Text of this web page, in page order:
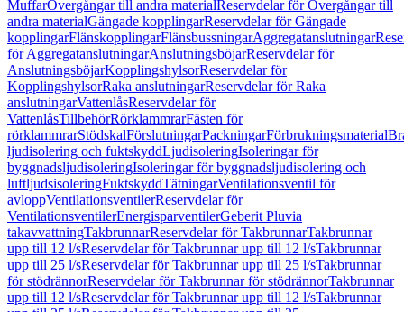
MuffarÖvergångar till andra materialReservdelar för Övergångar till
andra materialGängade kopplingarReservdelar för Gängade
kopplingarFlänskopplingarFlänsbussningarAggregatanslutningar
för AggregatanslutningarAnslutningsböjarReservdelar för
AnslutningsböjarKopplingshylsorReservdelar för
KopplingshylsorRaka anslutningarReservdelar för Raka
anslutningarVattenlåsReservdelar för
VattenlåsTillbehörRörklammrarFästen för
rörklammrarStödskalFörslutningarPackningarFörbrukningsmaterial
ljudisolering och fuktskyddLjudisoleringIsoleringar för
byggnadsljudisoleringIsoleringar för byggnadsljudisolering och
luftljudsisoleringFuktskyddTätningarVentilationsventil för
avloppVentilationsventilerReservdelar för
VentilationsventilerEnergisparventilerGeberit Pluvia
takavvattningTakbrunnarReservdelar för TakbrunnarTakbrunnar
upp till 12 l/sReservdelar för Takbrunnar upp till 12 l/sTakbrunnar
upp till 25 l/sReservdelar för Takbrunnar upp till 25 l/sTakbrunnar
för stödrännorReservdelar för Takbrunnar för stödrännorTakbrunnar
upp till 12 l/sReservdelar för Takbrunnar upp till 12 l/sTakbrunnar